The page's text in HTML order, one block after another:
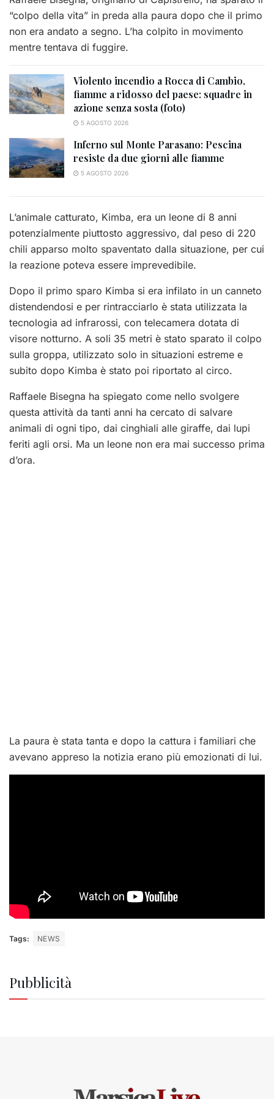
“colpo della vita” in preda alla paura dopo che il primo
non era andato a segno. L’ha colpito in movimento
mentre tentava di fuggire.
Violento incendio a Rocca di Cambio,
fiamme a ridosso del paese: squadre in
azione senza sosta (foto)
5 AGOSTO 2026
Inferno sul Monte Parasano: Pescina
resiste da due giorni alle fiamme
5 AGOSTO 2026
L’animale catturato, Kimba, era un leone di 8 anni
potenzialmente piuttosto aggressivo, dal peso di 220
chili apparso molto spaventato dalla situazione, per cui
la reazione poteva essere imprevedibile.
Dopo il primo sparo Kimba si era infilato in un canneto
distendendosi e per rintracciarlo è stata utilizzata la
tecnologia ad infrarossi, con telecamera dotata di
visore notturno. A soli 35 metri è stato sparato il colpo
sulla groppa, utilizzato solo in situazioni estreme e
subito dopo Kimba è stato poi riportato al circo.
Raffaele Bisegna ha spiegato come nello svolgere
questa attività da tanti anni ha cercato di salvare
animali di ogni tipo, dai cinghiali alle giraffe, dai lupi
feriti agli orsi. Ma un leone non era mai successo prima
d’ora.
La paura è stata tanta e dopo la cattura i familiari che
avevano appreso la notizia erano più emozionati di lui.
Tags: NEWS
Pubblicità